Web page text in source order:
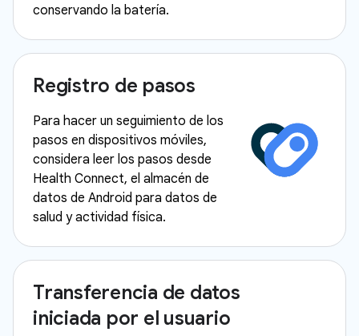
conservando la batería.
Registro de pasos
Para hacer un seguimiento de los
pasos en dispositivos móviles,
considera leer los pasos desde
Health Connect, el almacén de
datos de Android para datos de
salud y actividad física.
Transferencia de datos
iniciada por el usuario